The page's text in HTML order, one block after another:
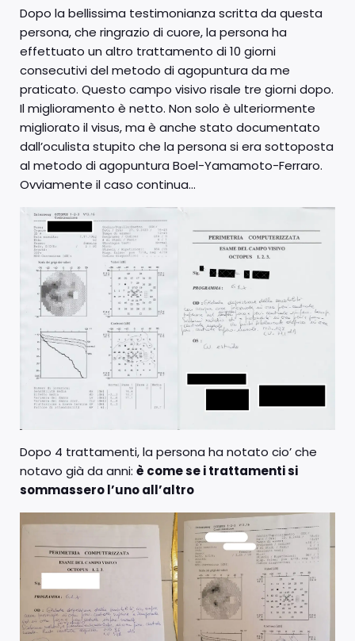
Dopo la bellissima testimonianza scritta da questa
persona, che ringrazio di cuore, la persona ha
effettuato un altro trattamento di 10 giorni
consecutivi del metodo di agopuntura da me
praticato. Questo campo visivo risale tre giorni dopo.
Il miglioramento è netto. Non solo è ulteriormente
migliorato il visus, ma è anche stato documentato
dall’oculista stupito che la persona si era sottoposta
al metodo di agopuntura Boel-Yamamoto-Ferraro.
Ovviamente il caso continua…
Dopo 4 trattamenti, la persona ha notato cio’ che
notavo già da anni: è come se i trattamenti si
sommassero l’uno all’altro